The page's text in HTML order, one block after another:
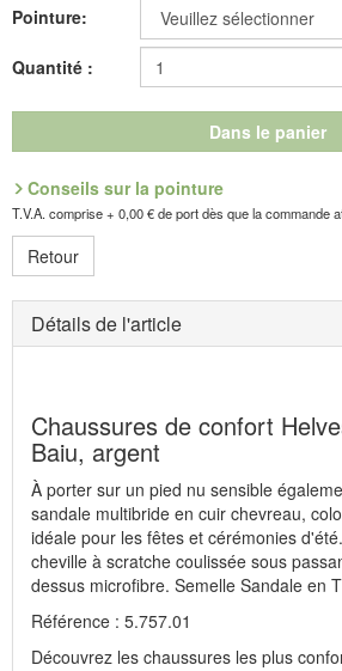
Référence : 5.757.01
Découvrez les chaussures les plus
Fabricant : idéalsko S.A.R.L., Rue de
Wissembourg, E-mail : service@idealsko.fr
Pointure:
Quantité :
Dans le panier
Conseils sur la pointure
T.V.A. comprise + 0,00 € de port dès que la commande
Retour
Détails de l'article
Chaussures de confort
Baiu, argent
À porter sur un pied nu sensible
sandale multibride en cuir chevreau,
idéale pour les fêtes et cérémonies
cheville à scratche coulissée sous
dessus microfibre. Semelle Sandale en
Référence : 5.757.01
Découvrez les chaussures les plus